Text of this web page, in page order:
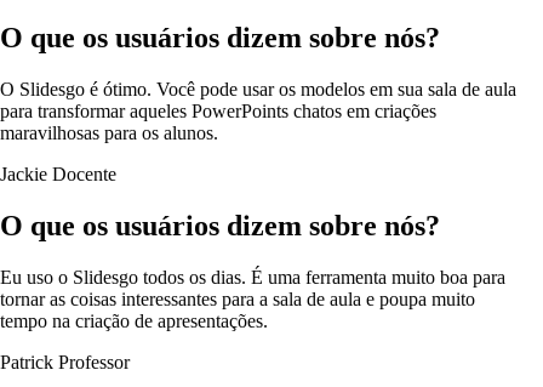
O que os usuários dizem sobre nós?
O Slidesgo é ótimo. Você pode usar os modelos em sua sala de aula
para transformar aqueles PowerPoints chatos em criações
maravilhosas para os alunos.
Jackie Docente
O que os usuários dizem sobre nós?
Eu uso o Slidesgo todos os dias. É uma ferramenta muito boa para
tornar as coisas interessantes para a sala de aula e poupa muito
tempo na criação de apresentações.
Patrick Professor